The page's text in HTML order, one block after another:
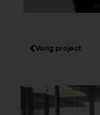
Vorig project